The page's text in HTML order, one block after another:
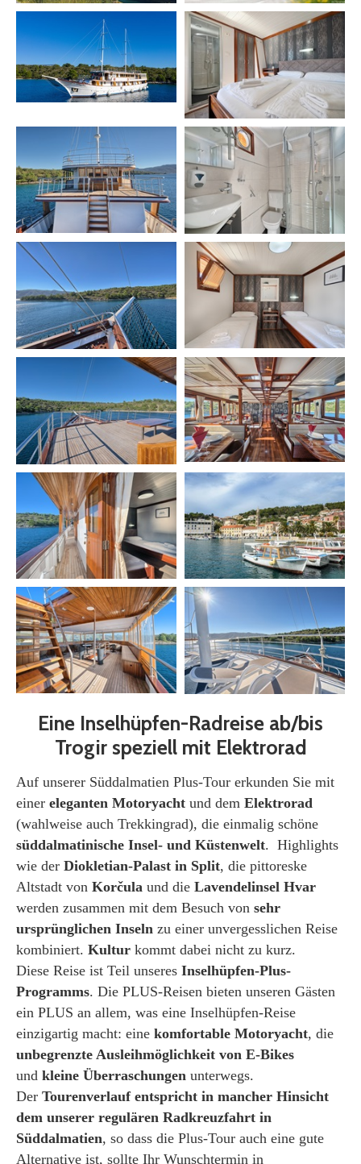
Eine Inselhüpfen-Radreise ab/bis
Trogir speziell mit Elektrorad
Auf unserer Süddalmatien Plus-Tour erkunden Sie mit
einer eleganten Motoryacht und dem Elektrorad
(wahlweise auch Trekkingrad), die einmalig schöne
süddalmatinische Insel- und Küstenwelt. Highlights
wie der Diokletian-Palast in Split, die pittoreske
Altstadt von Korčula und die Lavendelinsel Hvar
werden zusammen mit dem Besuch von sehr
ursprünglichen Inseln zu einer unvergesslichen Reise
kombiniert. Kultur kommt dabei nicht zu kurz.
Diese Reise ist Teil unseres Inselhüpfen-Plus-
Programms. Die PLUS-Reisen bieten unseren Gästen
ein PLUS an allem, was eine Inselhüpfen-Reise
einzigartig macht: eine komfortable Motoryacht, die
unbegrenzte Ausleihmöglichkeit von E-Bikes
und kleine Überraschungen unterwegs.
Der Tourenverlauf entspricht in mancher Hinsicht
dem unserer regulären Radkreuzfahrt in
Süddalmatien, so dass die Plus-Tour auch eine gute
Alternative ist, sollte Ihr Wunschtermin in